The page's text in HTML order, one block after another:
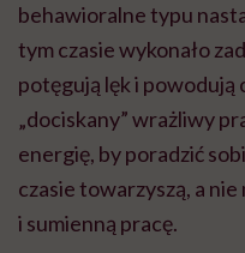
behawioralne typu
tym czasie wykonało
potęgują lęk i powodują
„dociskany” wrażliwy
energię, by poradzić
czasie towarzyszą, a
i sumienną pracę.